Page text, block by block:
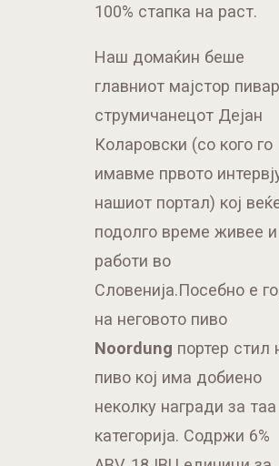
100% стапка на раст.
Наш домаќин беше
главниот мајстор пивар
струмичанецот Дејан
Коларовски (со кого го
имавме првото
нашиот портал) кој
подолго време живее и
работи во
Словенија.Посебно е
на неговото пиво
Noordung портер стил
пиво кој има добиено
неколку награди за таа
категорија. Содржи 6%